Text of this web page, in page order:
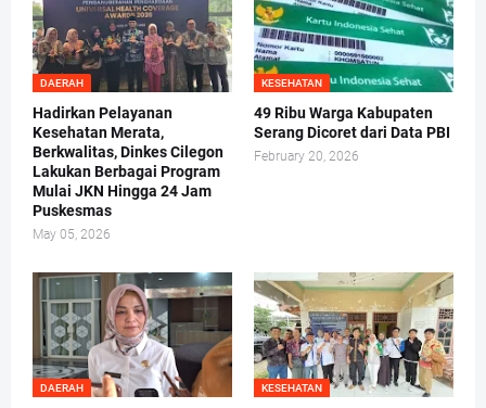
DAERAH
Hadirkan Pelayanan
Kesehatan Merata,
Berkwalitas, Dinkes Cilegon
Lakukan Berbagai Program
Mulai JKN Hingga 24 Jam
Puskesmas
May 05, 2026
KESEHATAN
49 Ribu Warga Kabupaten
Serang Dicoret dari Data PBI
February 20, 2026
DAERAH KESEHATAN